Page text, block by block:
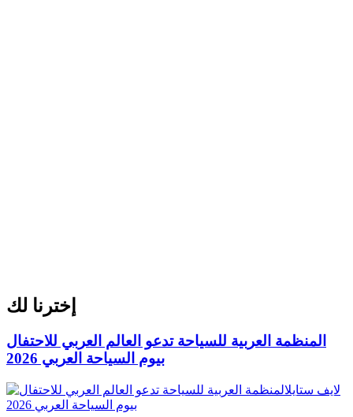
إخترنا لك
المنظمة العربية للسياحة تدعو العالم العربي للاحتفال
بيوم السياحة العربي 2026